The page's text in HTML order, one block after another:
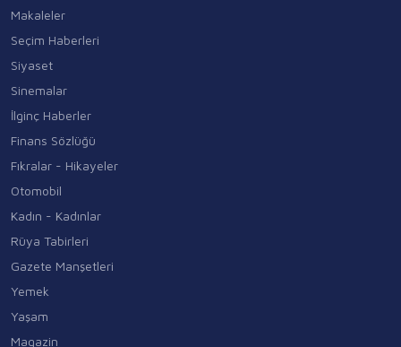
Makaleler
Seçim Haberleri
Siyaset
Sinemalar
İlginç Haberler
Finans Sözlüğü
Fıkralar - Hikayeler
Otomobil
Kadın - Kadınlar
Rüya Tabirleri
Gazete Manşetleri
Yemek
Yaşam
Magazin